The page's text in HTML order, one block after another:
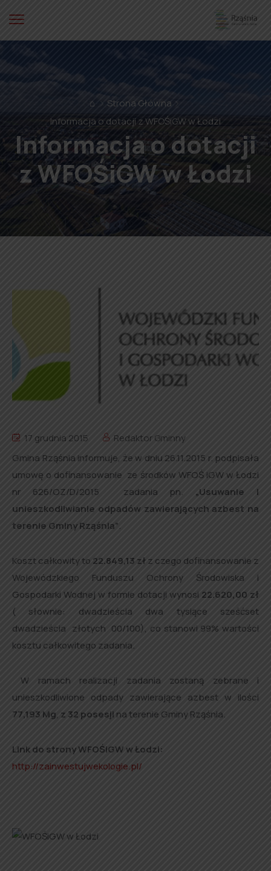
⌂
Strona Główna
Informacja o dotacji z WFOŚiGW w Łodzi
Informacja o dotacji
z WFOŚiGW w Łodzi
17 grudnia 2015
Redaktor Gminny
Gmina Rząśnia informuje, że w dniu 26.11.2015 r. podpisała
umowę o dofinansowanie ze środków WFOŚ iGW w Łodzi
nr 626/OZ/D/2015 zadania pn. „Usuwanie i
unieszkodliwianie odpadów zawierających azbest na
terenie Gminy Rząśnia”.
Koszt całkowity to 22.849,13 złz czego dofinansowanie z
Wojewódzkiego Funduszu Ochrony Środowiska i
Gospodarki Wodnej w formie dotacji wynosi 22.620,00 zł
( słownie: dwadzieścia dwa tysiące sześćset
dwadzieścia złotych 00/100), co stanowi 99% wartości
kosztu całkowitego zadania.
W ramach realizacji zadania zostaną zebrane i
unieszkodliwione odpady zawierające azbest w ilości
77,193 Mg, z 32 posesji na terenie Gminy Rząśnia.
Link do strony WFOŚiGW w Łodzi:
http://zainwestujwekologie.pl/